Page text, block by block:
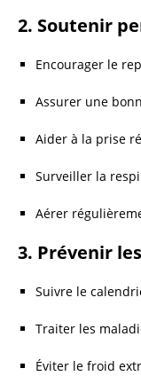
2. Soutenir
Encourager le
Assurer une
Aider à la prise
Surveiller la
Aérer
3. Prévenir
Suivre le
Traiter les
Éviter le froid